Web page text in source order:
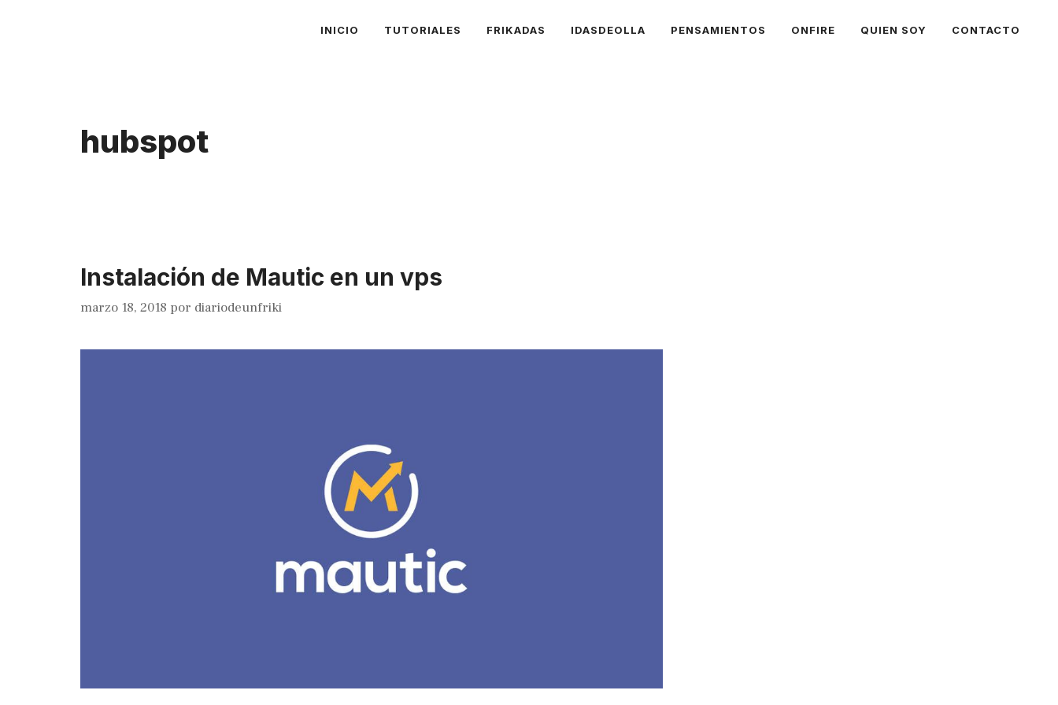
INICIO TUTORIALES FRIKADAS IDASDEOLLA PENSAMIENTOS ONFIRE QUIEN SOY CONTACTO
hubspot
Instalación de Mautic en un vps
marzo 18, 2018 por diariodeunfriki